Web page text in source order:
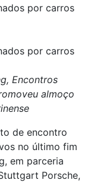
por carros
por carros
Encontros
almoço
de encontro
no último fim
em parceria
Porsche,